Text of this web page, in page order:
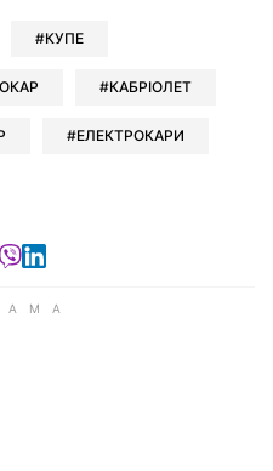
КУПЕ
КАБРІОЛЕТ
ЕЛЕКТРОКАРИ
Telegram
у Facebook
у X у Google news
Читайте у Viber
Читайте у LinkedIn